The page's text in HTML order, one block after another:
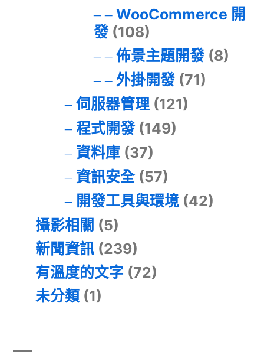
WooCommerce 開
發(108)
佈景主題開發(8)
外掛開發(71)
伺服器管理(121)
程式開發(149)
資料庫(37)
資訊安全(57)
開發工具與環境(42)
攝影相關 (5)
新聞資訊 (239)
有溫度的文字 (72)
未分類 (1)